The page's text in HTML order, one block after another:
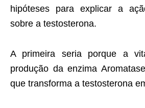
hipóteses para explicar a
sobre a testosterona.
A primeira seria porque a
produção da enzima
que transforma a testosterona